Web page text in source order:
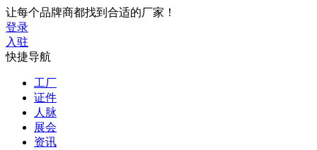
让每个品牌商都找到合适的厂家！
登录
入驻
快捷导航
工厂
证件
人脉
展会
资讯